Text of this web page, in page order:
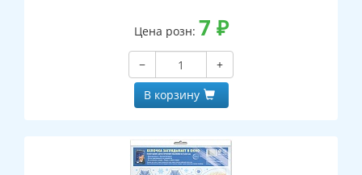
Цена розн: 7 ₽
−
+
В корзину